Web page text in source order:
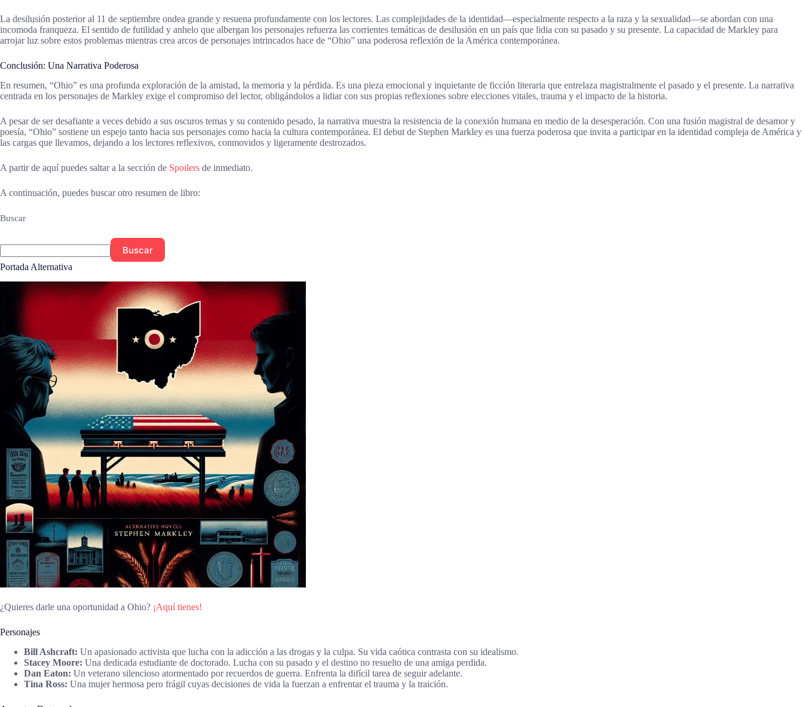
La desilusión posterior al 11 de septiembre ondea grande y resuena profundamente con los lectores. Las complejidades de la identidad—especialmente respecto a la raza y la sexualidad—se abordan con una
incomoda franqueza. El sentido de futilidad y anhelo que albergan los personajes refuerza las corrientes temáticas de desilusión en un país que lidia con su pasado y su presente. La capacidad de Markley para
arrojar luz sobre estos problemas mientras crea arcos de personajes intrincados hace de “Ohio” una poderosa reflexión de la América contemporánea.
Conclusión: Una Narrativa Poderosa
En resumen, “Ohio” es una profunda exploración de la amistad, la memoria y la pérdida. Es una pieza emocional y inquietante de ficción literaria que entrelaza magistralmente el pasado y el presente. La narrativa
centrada en los personajes de Markley exige el compromiso del lector, obligándolos a lidiar con sus propias reflexiones sobre elecciones vitales, trauma y el impacto de la historia.
A pesar de ser desafiante a veces debido a sus oscuros temas y su contenido pesado, la narrativa muestra la resistencia de la conexión humana en medio de la desesperación. Con una fusión magistral de desamor y
poesía, “Ohio” sostiene un espejo tanto hacia sus personajes como hacia la cultura contemporánea. El debut de Stephen Markley es una fuerza poderosa que invita a participar en la identidad compleja de América y
las cargas que llevamos, dejando a los lectores reflexivos, conmovidos y ligeramente destrozados.
A partir de aquí puedes saltar a la sección de Spoilers de inmediato.
A continuación, puedes buscar otro resumen de libro:
Buscar
Buscar
Portada Alternativa
¿Quieres darle una oportunidad a Ohio? ¡Aquí tienes!
Personajes
Bill Ashcraft: Un apasionado activista que lucha con la adicción a las drogas y la culpa. Su vida caótica contrasta con su idealismo.
Stacey Moore: Una dedicada estudiante de doctorado. Lucha con su pasado y el destino no resuelto de una amiga perdida.
Dan Eaton: Un veterano silencioso atormentado por recuerdos de guerra. Enfrenta la difícil tarea de seguir adelante.
Tina Ross: Una mujer hermosa pero frágil cuyas decisiones de vida la fuerzan a enfrentar el trauma y la traición.